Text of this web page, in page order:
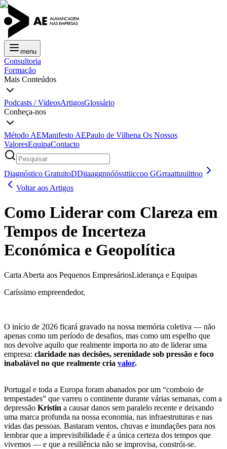
menu
Consultoria
Formação
Mais Conteúdos
Podcasts / VideosArtigosGlossário
Conheça-nos
Método AEManifesto AEPaulo de Vilhena Os Nossos
ValoresEquipaContacto
Diagnóstico GratuitoDDiiaaggnnóóssttiiccoo GGrraattuuiittoo
Voltar aos Artigos
Como Liderar com Clareza em
Tempos de Incerteza
Económica e Geopolítica
Carta Aberta aos Pequenos EmpresáriosLiderança e Equipas
Caríssimo empreendedor,
O início de 2026 ficará gravado na nossa memória coletiva — não
apenas como um período de desafios, mas como um espelho que
nos devolve aquilo que realmente importa no ato de liderar uma
empresa: claridade nas decisões, serenidade sob pressão e foco
inabalável no que realmente cria valor.
Portugal e toda a Europa foram abanados por um “comboio de
tempestades” que varreu o continente durante várias semanas, com a
depressão Kristin a causar danos sem paralelo recente e deixando
uma marca profunda na nossa economia, nas infraestruturas e nas
vidas das pessoas. Bastaram ventos, chuvas e inundações para nos
lembrar que a imprevisibilidade é a única certeza dos tempos que
vivemos — e que a resiliência não se improvisa, constrói-se.